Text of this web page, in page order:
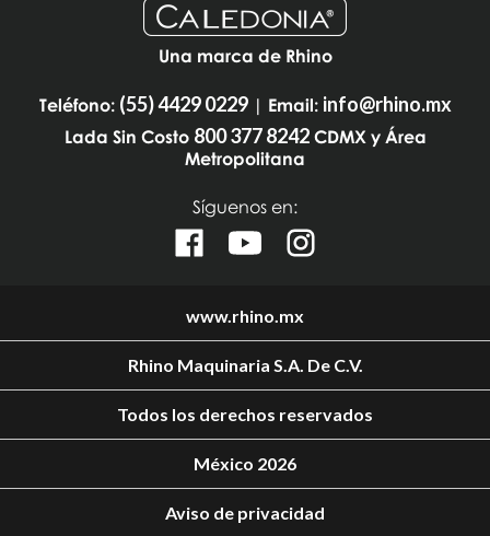
Una marca de Rhino
Teléfono: (55) 4429 0229| Email: info@rhino.mx
Lada Sin Costo 800 377 8242CDMX y Área
Metropolitana
Síguenos en:
www.rhino.mx
Rhino Maquinaria S.A. De C.V.
Todos los derechos reservados
México 2026
Aviso de privacidad